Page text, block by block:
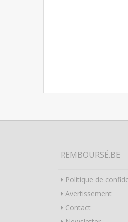
REMBOURSÉ.BE
Politique de
Avertissement
Contact